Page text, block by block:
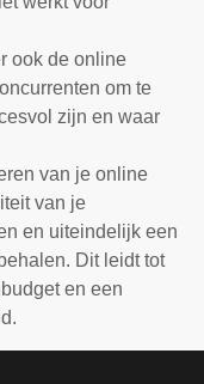
ook de online
om te
zijn en waar
van je online
van je
en uiteindelijk een
Dit leidt tot
en een